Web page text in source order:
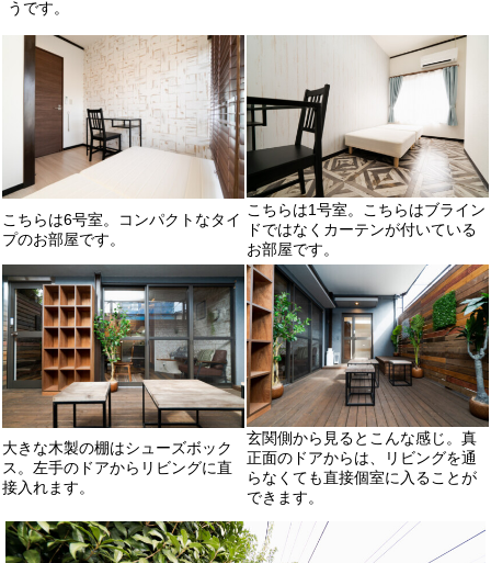
うです。
こちらは6号室。コンパクトなタイ
プのお部屋です。
こちらは1号室。こちらはブライン
ドではなくカーテンが付いている
お部屋です。
大きな木製の棚はシューズボック
ス。左手のドアからリビングに直
接入れます。
玄関側から見るとこんな感じ。真
正面のドアからは、リビングを通
らなくても直接個室に入ることが
できます。